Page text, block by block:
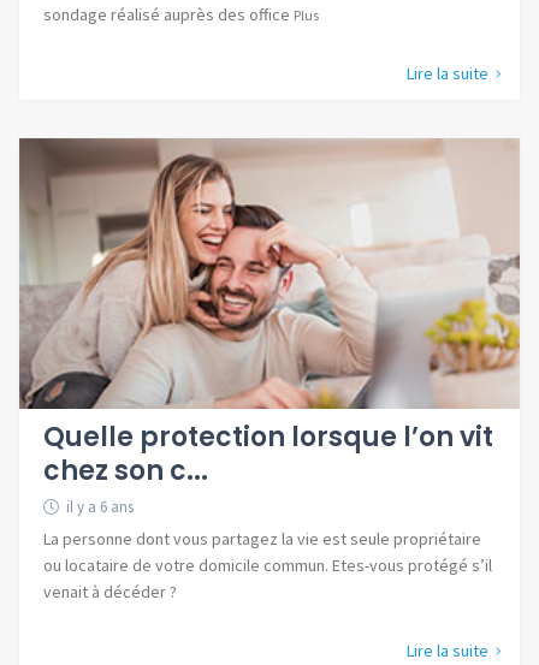
sondage réalisé auprès des office Plus
Lire la suite
Quelle protection lorsque l’on vit
chez son c...
il y a 6 ans
La personne dont vous partagez la vie est seule propriétaire
ou locataire de votre domicile commun. Etes-vous protégé s’il
venait à décéder ?
Lire la suite